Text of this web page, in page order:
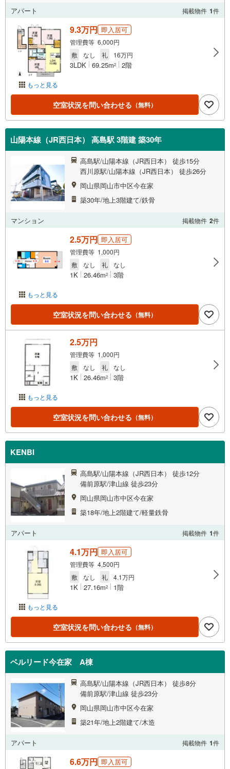
アパート
掲載物件 1件
もっと見る
9.3万円 即入居可
管理費等 6,000円
敷
なし 礼 16万円
3LDK 69.25m2 2階
空室状況を問い合わせる （無料）
山陽本線（JR西日本） 高島駅 3階建 築30年
高島駅/山陽本線（JR西日本） 徒歩15分
西川原駅/山陽本線（JR西日本） 徒歩26分
岡山県岡山市中区今在家
築30年/地上3階建て/鉄骨
マンション 掲載物件 2件
もっと見る
2.5万円 即入居可
管理費等 1,000円
敷
なし 礼 なし
1K 26.46m2 3階
空室状況を問い合わせる （無料）
もっと見る
2.5万円
管理費等 1,000円
敷
なし 礼 なし
1K 26.46m2 3階
空室状況を問い合わせる （無料）
KENBI
高島駅/山陽本線（JR西日本） 徒歩12分
備前原駅/津山線 徒歩23分
岡山県岡山市中区今在家
築18年/地上2階建て/軽量鉄骨
アパート 掲載物件 1件
もっと見る
4.1万円 即入居可
管理費等 4,500円
敷
なし 礼 4.1万円
1K 27.16m2 1階
空室状況を問い合わせる （無料）
ベルリード今在家 A棟
高島駅/山陽本線（JR西日本） 徒歩8分
備前原駅/津山線 徒歩23分
岡山県岡山市中区今在家
築21年/地上2階建て/木造
アパート 掲載物件 1件
6.6万円 即入居可